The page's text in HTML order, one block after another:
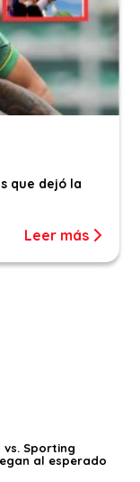
que dejó la
Leer más
vs. Sporting
al esperado